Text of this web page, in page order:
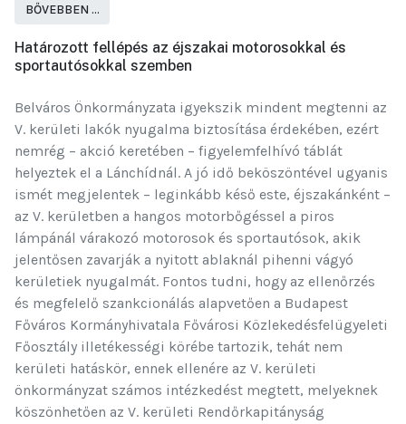
BŐVEBBEN …
Határozott fellépés az éjszakai motorosokkal és
sportautósokkal szemben
Belváros Önkormányzata igyekszik mindent megtenni az
V. kerületi lakók nyugalma biztosítása érdekében, ezért
nemrég – akció keretében – figyelemfelhívó táblát
helyeztek el a Lánchídnál. A jó idő beköszöntével ugyanis
ismét megjelentek – leginkább késő este, éjszakánként –
az V. kerületben a hangos motorbőgéssel a piros
lámpánál várakozó motorosok és sportautósok, akik
jelentősen zavarják a nyitott ablaknál pihenni vágyó
kerületiek nyugalmát. Fontos tudni, hogy az ellenőrzés
és megfelelő szankcionálás alapvetően a Budapest
Főváros Kormányhivatala Fővárosi Közlekedésfelügyeleti
Főosztály illetékességi körébe tartozik, tehát nem
kerületi hatáskör, ennek ellenére az V. kerületi
önkormányzat számos intézkedést megtett, melyeknek
köszönhetően az V. kerületi Rendőrkapitányság